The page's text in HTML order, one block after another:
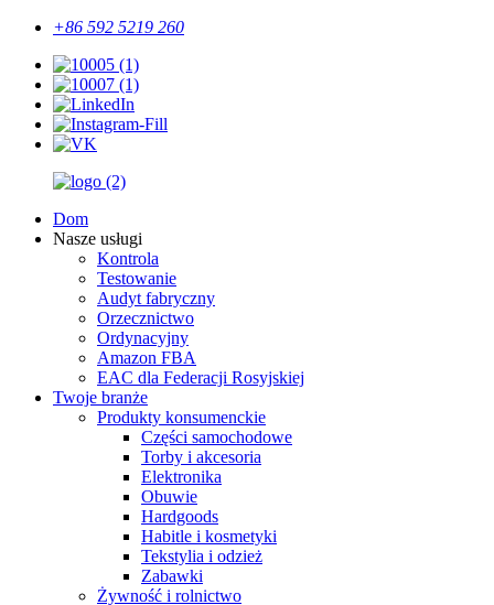
+86 592 5219 260
Dom
Nasze usługi
Kontrola
Testowanie
Audyt fabryczny
Orzecznictwo
Ordynacyjny
Amazon FBA
EAC dla Federacji Rosyjskiej
Twoje branże
Produkty konsumenckie
Części samochodowe
Torby i akcesoria
Elektronika
Obuwie
Hardgoods
Habitle i kosmetyki
Tekstylia i odzież
Zabawki
Żywność i rolnictwo